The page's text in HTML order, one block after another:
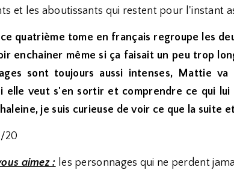
et les aboutissants qui restent pour l'instant
quatrième tome en français regroupe les
enchainer même si ça faisait un peu trop
sont toujours aussi intenses, Mattie
elle veut s'en sortir et comprendre ce qui
je suis curieuse de voir ce que la suite
20
aimez : les personnages qui ne perdent